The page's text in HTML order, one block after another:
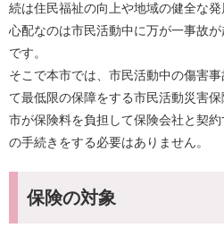
続は住民福祉の向上や地域の健全な発
心配なのは市民活動中に万が一事故
です。
そこで本市では、市民活動中の傷害
て最低限の保障をする市民活動災害保
市が保険料を負担して保険会社と契
の手続きをする必要はありません。
保険の対象